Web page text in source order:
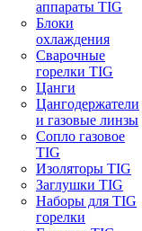
аппараты TIG
Блоки
охлаждения
Сварочные
горелки TIG
Цанги
Цангодержатели
и газовые линзы
Сопло газовое
TIG
Изоляторы TIG
Заглушки TIG
Наборы для TIG
горелки